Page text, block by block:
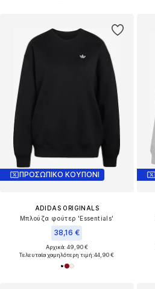
ΠΡΟΣΩΠΙΚΟ ΚΟΥΠΟΝΙ
ADIDAS ORIGINALS
Μπλούζα φούτερ 'Essentials'
38,16 €
Αρχικά: 49,90 €
Τελευταία χαμηλότερη τιμή:44,90 €